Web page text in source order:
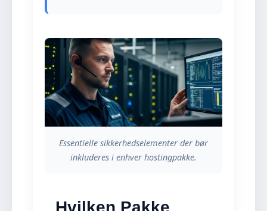
Essentielle sikkerhedselementer der bør
inkluderes i enhver hostingpakke.
Hvilken Pakke